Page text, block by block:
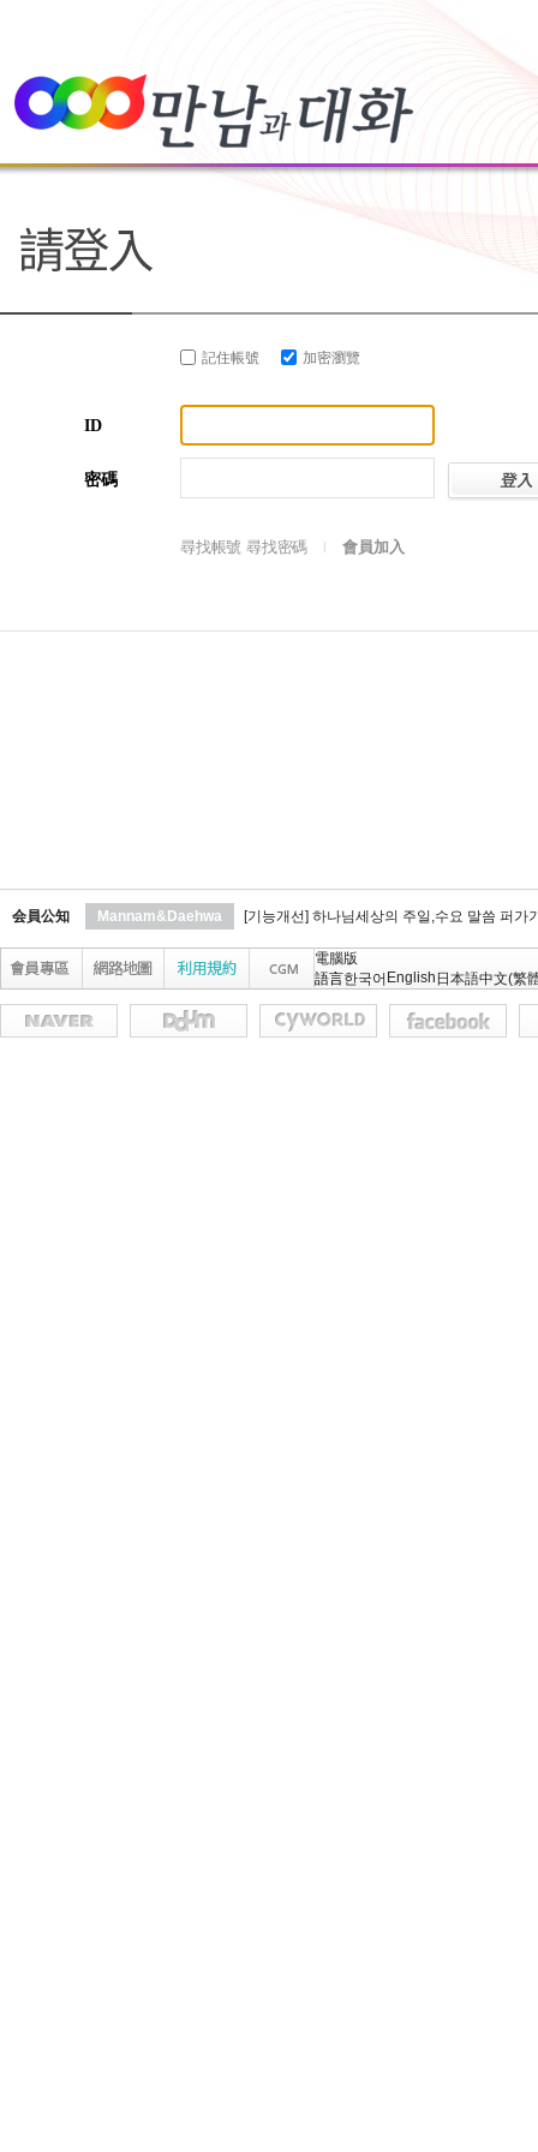
記住帳號 加密瀏覽
ID
密碼
尋找帳號 尋找密碼 會員加入
会員公知 Mannam&Daehwa [기능개선] 하나님세상의 주일,수요 말씀 퍼가
電腦版
語言한국어 English 日本語中文(繁